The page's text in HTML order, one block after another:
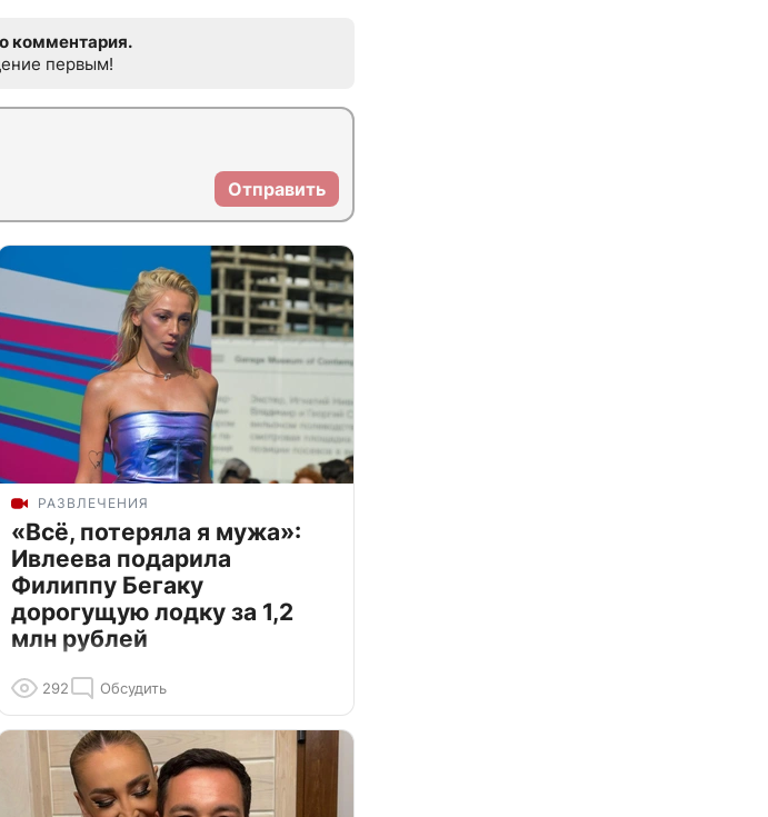
комментария.
первым!
Отправить
РАЗВЛЕЧЕНИЯ
«Всё, потеряла я мужа»:
Ивлеева подарила
Филиппу Бегаку
дорогущую лодку за 1,2
млн рублей
292 Обсудить